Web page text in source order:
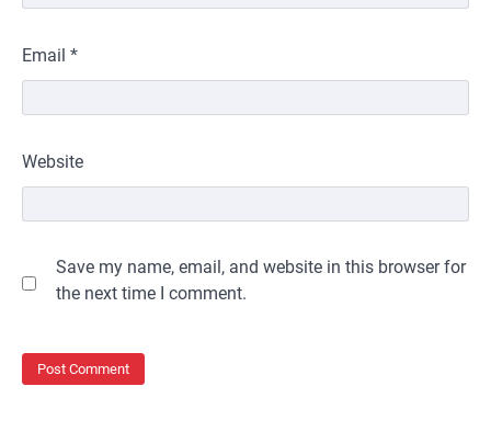
Email *
Website
Save my name, email, and website in this browser for
the next time I comment.